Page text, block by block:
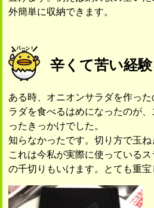
外簡単に収納できます。
辛くて苦い経
ある時、オニオンサラダを作っ
ラダを食べるはめになったのが
ったきっかけでした。
知らなかったです。切り方で玉ね
これは今私が実際に使っている
の千切りもいけます。とても重宝